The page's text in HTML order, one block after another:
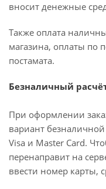
вносит денежные
Также оплата
магазина, оплаты по
постамата.
Безналичный
При оформлении
вариант
Visa и Master Card.
перенаправит на
ввести номер карты,